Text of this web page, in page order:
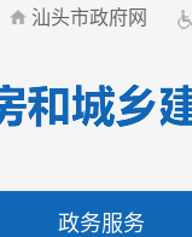
汕头市政府网
政务服务